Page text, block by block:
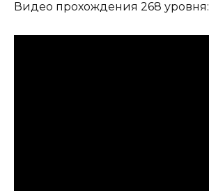
Видео прохождения 268 уровня: